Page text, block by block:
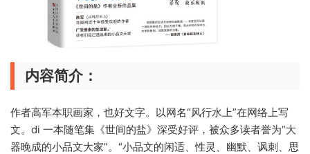
内容简介：
作者高军本职画家，也好文字。以网名“风行水上”在网络上写
文。di 一本随笔集《世间的盐》深受好评，被众多读者誉为“大
器晚成的小品文大家”。“小品文的闲适、性灵、幽默、讽刺、思